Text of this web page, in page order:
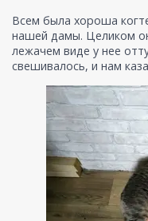
Всем была хороша
нашей дамы. Целиком
лежачем виде у нее
свешивалось, и нам